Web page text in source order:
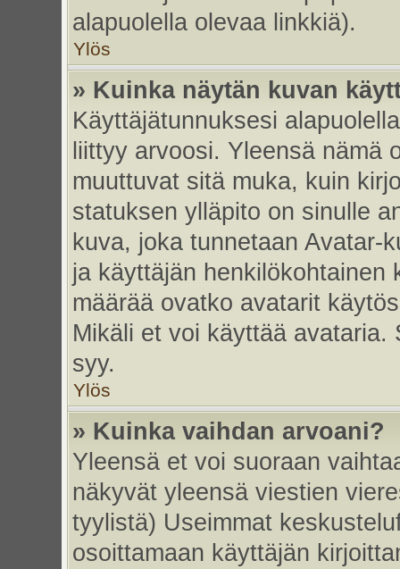
alapuolella olevaa linkkiä).
Ylös
» Kuinka näytän kuvan
Käyttäjätunnuksesi
liittyy arvoosi. Yleensä nämä
muuttuvat sitä muka, kuin
statuksen ylläpito on sinulle
kuva, joka tunnetaan Avatar-
ja käyttäjän henkilökohtainen
määrää ovatko avatarit
Mikäli et voi käyttää
syy.
Ylös
» Kuinka vaihdan arvoani?
Yleensä et voi suoraan
näkyvät yleensä viestien
tyylistä) Useimmat
osoittamaan käyttäjän